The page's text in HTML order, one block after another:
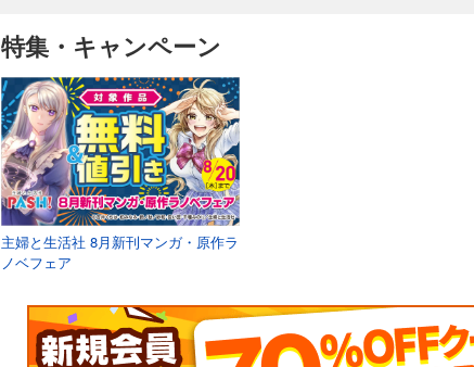
特集・キャンペーン
主婦と生活社 8月新刊マンガ・原作ラ
ノベフェア